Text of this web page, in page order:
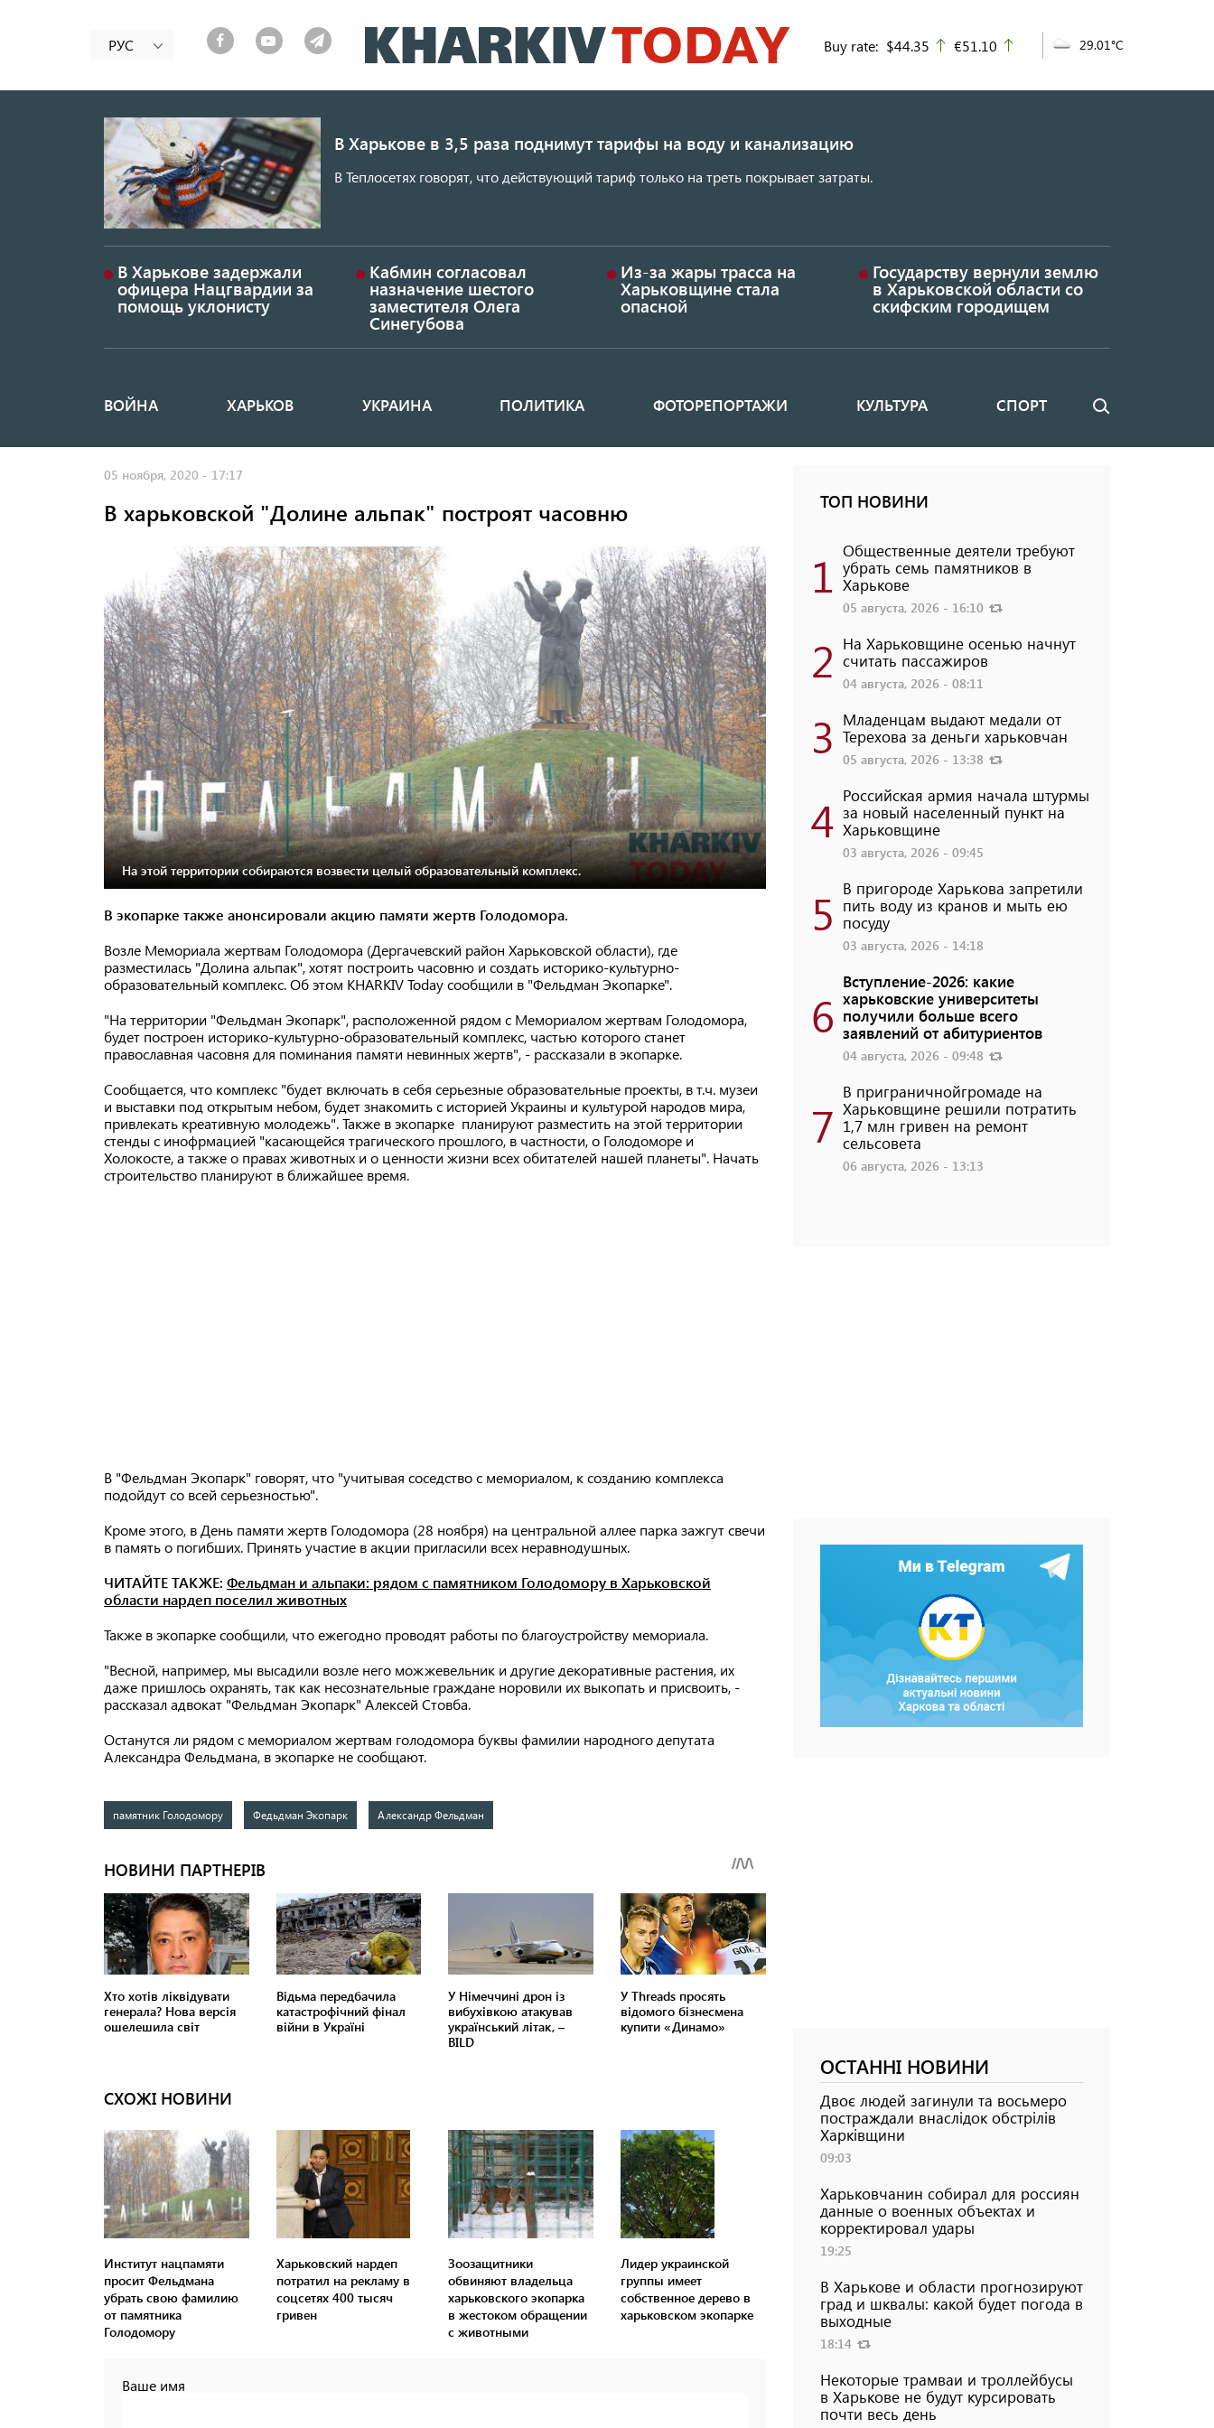
к
основному
РУС Buy rate: $44.35 up
€51.10 29.01°C
В Харькове в 3,5 раза поднимут тарифы на воду и канализацию
В Теплосетях говорят, что действующий тариф только на треть покрывает затраты.
В Харькове задержали
офицера Нацгвардии за
помощь уклонисту
Кабмин согласовал
назначение шестого
заместителя Олега
Синегубова
Из-за жары трасса на
Харьковщине стала
опасной
Государству вернули землю
в Харьковской области со
скифским городищем
Основная
ВОЙНА ХАРЬКОВ УКРАИНА ПОЛИТИКА ФОТОРЕПОРТАЖИ КУЛЬТУРА СПОРТ Поиск
05 ноября, 2020 - 17:17
В харьковской "Долине альпак" построят часовню
Фото: Сергей Козлов / KHARKIV Today
На этой территории собираются возвести целый образовательный комплекс.
В экопарке также анонсировали акцию памяти жертв Голодомора.
Возле Мемориала жертвам Голодомора (Дергачевский район Харьковской области), где
разместилась "Долина альпак", хотят построить часовню и создать историко-культурно-
образовательный комплекс. Об этом KHARKIV Today сообщили в "Фельдман Экопарке".
"На территории "Фельдман Экопарк", расположенной рядом с Мемориалом жертвам Голодомора,
будет построен историко-культурно-образовательный комплекс, частью которого станет
православная часовня для поминания памяти невинных жертв", - рассказали в экопарке.
Сообщается, что комплекс "будет включать в себя серьезные образовательные проекты, в т.ч. музеи
и выставки под открытым небом, будет знакомить с историей Украины и культурой народов мира,
привлекать креативную молодежь". Также в экопарке планируют разместить на этой территории
стенды с инофрмацией "касающейся трагического прошлого, в частности, о Голодоморе и
Холокосте, а также о правах животных и о ценности жизни всех обитателей нашей планеты". Начать
строительство планируют в ближайшее время.
В "Фельдман Экопарк" говорят, что "учитывая соседство с мемориалом, к созданию комплекса
подойдут со всей серьезностью".
Кроме этого, в День памяти жертв Голодомора (28 ноября) на центральной аллее парка зажгут свечи
в память о погибших. Принять участие в акции пригласили всех неравнодушных.
ЧИТАЙТЕ ТАКЖЕ: Фельдман и альпаки: рядом с памятником Голодомору в Харьковской
области нардеп поселил животных
Также в экопарке сообщили, что ежегодно проводят работы по благоустройству мемориала.
"Весной, например, мы высадили возле него можжевельник и другие декоративные растения, их
даже пришлось охранять, так как несознательные граждане норовили их выкопать и присвоить, -
рассказал адвокат "Фельдман Экопарк" Алексей Стовба.
Останутся ли рядом с мемориалом жертвам голодомора буквы фамилии народного депутата
Александра Фельдмана, в экопарке не сообщают.
памятник Голодомору Федьдман Экопарк Александр Фельдман
СХОЖІ НОВИНИ
Институт нацпамяти
просит Фельдмана
убрать свою фамилию
от памятника
Голодомору
Харьковский нардеп
потратил на рекламу в
соцсетях 400 тысяч
гривен
Зоозащитники
обвиняют владельца
харьковского экопарка
в жестоком обращении
с животными
Лидер украинской
группы имеет
собственное дерево в
харьковском экопарке
Ваше имя
ТОП НОВИНИ
1 Общественные деятели требуют
убрать семь памятников в
Харькове
05 августа, 2026 - 16:10
2 На Харьковщине осенью начнут
считать пассажиров
04 августа, 2026 - 08:11
3 Младенцам выдают медали от
Терехова за деньги харьковчан
05 августа, 2026 - 13:38
4 Российская армия начала штурмы
за новый населенный пункт на
Харьковщине
03 августа, 2026 - 09:45
5 В пригороде Харькова запретили
пить воду из кранов и мыть ею
посуду
03 августа, 2026 - 14:18
6
Вступление-2026: какие
харьковские университеты
получили больше всего
заявлений от абитуриентов
04 августа, 2026 - 09:48
7
В приграничнойгромаде на
Харьковщине решили потратить
1,7 млн ​​гривен на ремонт
сельсовета
06 августа, 2026 - 13:13
ОСТАННІ НОВИНИ
Двоє людей загинули та восьмеро
постраждали внаслідок обстрілів
Харківщини
09:03
Харьковчанин собирал для россиян
данные о военных объектах и ​​
корректировал удары
19:25
В Харькове и области прогнозируют
град и шквалы: какой будет погода в
выходные
18:14
Некоторые трамваи и троллейбусы
в Харькове не будут курсировать
почти весь день